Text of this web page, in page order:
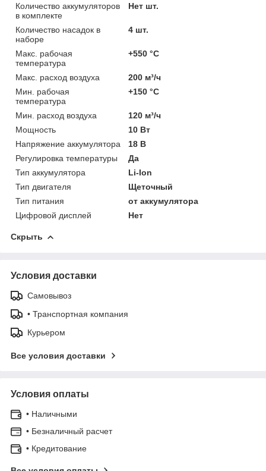
Количество аккумуляторов
в комплекте
Нет шт.
Количество насадок в
наборе
4 шт.
Макс. рабочая
температура
+550 °C
Макс. расход воздуха
200 м³/ч
Мин. рабочая
температура
+150 °C
Мин. расход воздуха
120 м³/ч
Мощность
10 Вт
Напряжение аккумулятора
18 В
Регулировка температуры
Да
Тип аккумулятора
Li-Ion
Тип двигателя
Щеточный
Тип питания
от аккумулятора
Цифровой дисплей
Нет
Скрыть
Условия доставки
Самовывоз
• Транспортная компания
Курьером
Все условия доставки
Условия оплаты
• Наличными
• Безналичный расчет
• Кредитование